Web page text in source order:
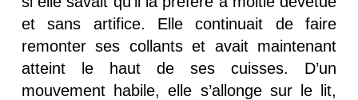
et sans artifice. Elle continuait de faire
remonter ses collants et avait maintenant
atteint le haut de ses cuisses. D’un
mouvement habile, elle s’allonge sur le lit,